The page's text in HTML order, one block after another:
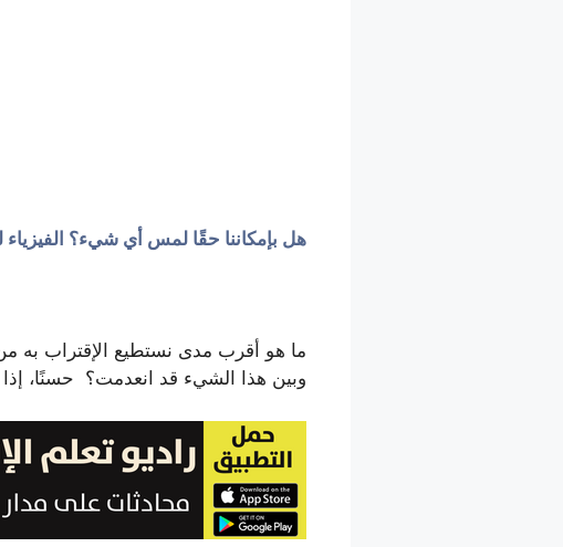
هل بإمكاننا حقًا لمس أي شيء؟ الفيزياء
ما هو أقرب مدى نستطيع الإقتراب به
وبين هذا الشيء قد انعدمت؟ حسنًا، إذا